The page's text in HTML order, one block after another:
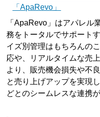
「ApaRevo」
「ApaRevo」はアパレル
務をトータルでサポート
イズ別管理はもちろんの
応や、リアルタイムな売
より、販売機会損失や不
と売り上げアップを実現
どとのシームレスな連携